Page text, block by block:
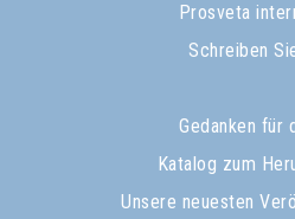
Prosveta
Schreiben
Gedanken für
Katalog zum
Unsere neuesten